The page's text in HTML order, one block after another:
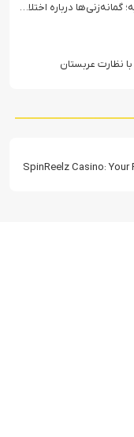
BetWest: